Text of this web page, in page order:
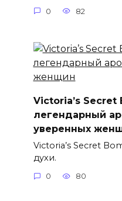
0 82
Victoria’s
легендарный
уверенных
Victoria’s Secret
духи.
0 80